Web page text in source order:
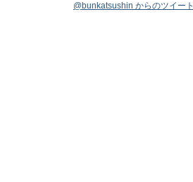
@bunkatsushin からのツイート